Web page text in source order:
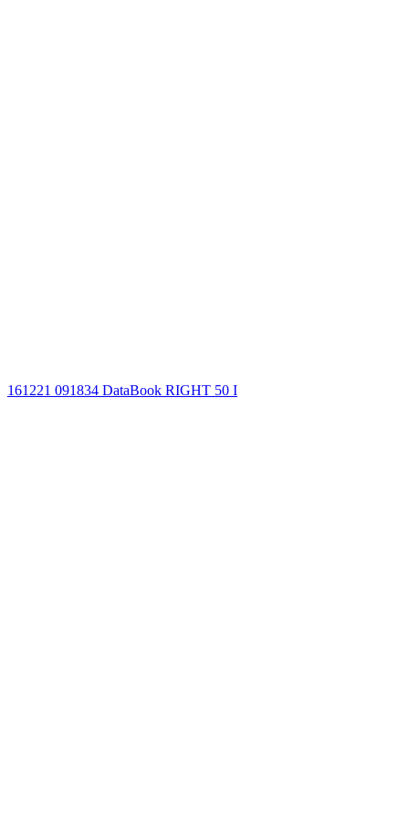
161221 091834 DataBook RIGHT 50 I